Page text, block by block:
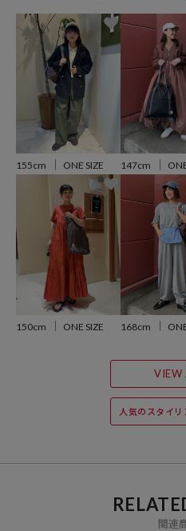
●ブラックやカーキなどパパが持っ
トのアースカラーを展開し、家族
●デザインのアクセントにもなるカ
付けて自分らしくアレンジできる
●「ママバッグ」の枠を超えたおし
ギフトや本格的なアウトドアシー
ます
=========
※こちらの商品は、弊社管理上のカ
のカラー表記と異なる記載となって
【サイト表記：タグ表記】
ブラック：BLK
ブラウン：BRN
オリーブ：OLV
と色味が異なる場合がございます
155cm ONE SIZE 147cm
150cm ONE SIZE 168cm
VIEW
人気のスタイリ
関連